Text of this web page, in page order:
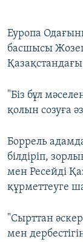
Еуропа
басшысы
Қазақстандағы
"Біз бұл
қолын созуға
Боррель
білдіріп,
мен Ресейді
құрметтеуге
"Сырттан
мен